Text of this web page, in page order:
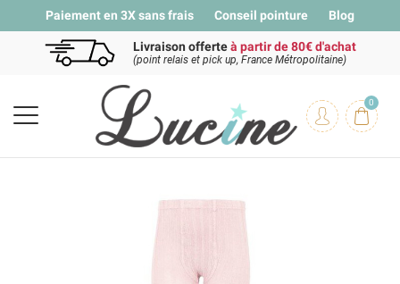
Paiement en 3X sans frais Conseil pointure Blog
Livraison offerteà partir de 80€ d'achat
(point relais et pick up, France Métropolitaine)
0